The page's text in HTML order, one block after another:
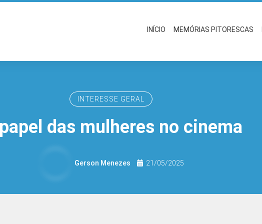
INÍCIO MEMÓRIAS PITORESCAS
INTERESSE GERAL
das mulheres no cinema
Gerson Menezes 21/05/2025